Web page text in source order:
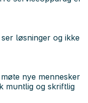
løsninger og ikke
nye mennesker
muntlig og skriftlig